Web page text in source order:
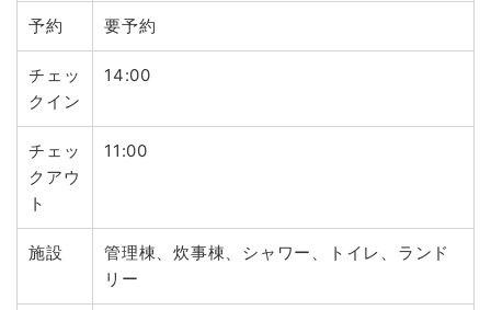
予約 要予約
チェッ
クイン
14:00
チェッ
クアウ
ト
11:00
施設
管理棟、炊事棟、シャワー、トイレ、ランド
リー